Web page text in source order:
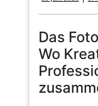
Juni
2026
Das
Wo